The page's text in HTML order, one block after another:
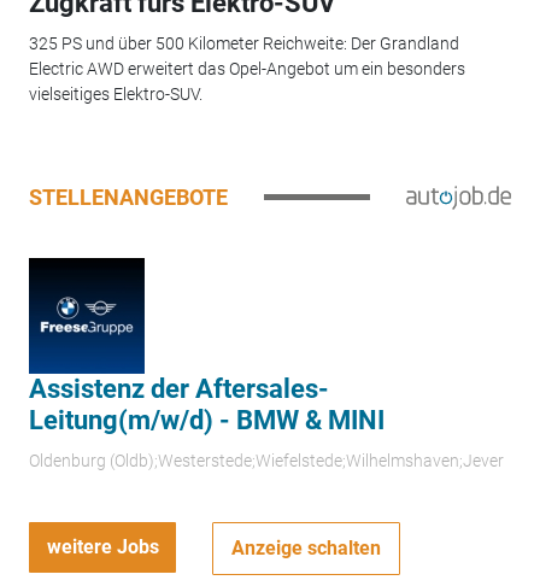
325 PS und über 500 Kilometer Reichweite: Der Grandland
Electric AWD erweitert das Opel-Angebot um ein besonders
vielseitiges Elektro-SUV.
STELLENANGEBOTE
Assistenz der Aftersales-
Leitung(m/w/d) - BMW & MINI
Oldenburg (Oldb);Westerstede;Wiefelstede;Wilhelmshaven;Jever
weitere Jobs Anzeige schalten